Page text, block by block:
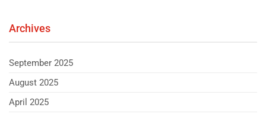
Archives
September 2025
August 2025
April 2025